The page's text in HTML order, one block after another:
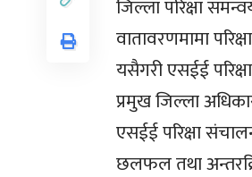
जिल्ला परिक्षा
वातावरणमामा
यसैगरी एसईई
प्रमुख जिल्ला
एसईई परिक्षा
छलफल तथा